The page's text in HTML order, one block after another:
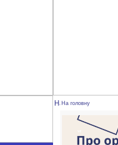
На головну